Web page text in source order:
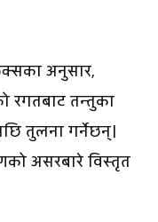
अनुसार,
रगतबाट तन्तुका
तुलना गर्नेछन्।
असरबारे विस्तृत